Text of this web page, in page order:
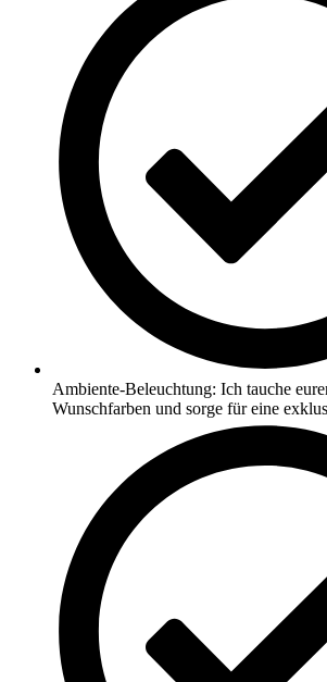
Ambiente-Beleuchtung: Ich tauche
Wunschfarben und sorge für eine